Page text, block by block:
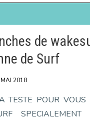
de
de Surf
2018
TESTE POUR
SPECIALEMENT